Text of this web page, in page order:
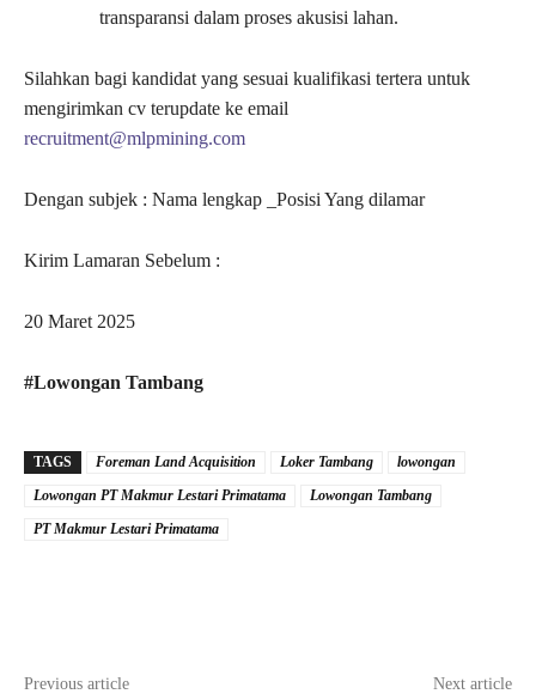
transparansi dalam proses akusisi lahan.
Silahkan bagi kandidat yang sesuai kualifikasi tertera untuk
mengirimkan cv terupdate ke email
recruitment@mlpmining.com
Dengan subjek : Nama lengkap _Posisi Yang dilamar
Kirim Lamaran Sebelum :
20 Maret 2025
#Lowongan Tambang
TAGS Foreman Land Acquisition Loker Tambang
lowongan
Lowongan PT Makmur Lestari Primatama
Lowongan Tambang
PT Makmur Lestari Primatama
Previous article Next article